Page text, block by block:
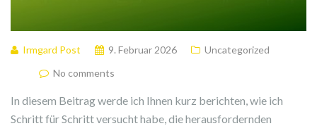
Irmgard Post 9. Februar 2026
Uncategorized
No comments
In diesem Beitrag werde ich Ihnen kurz berichten, wie ich
Schritt für Schritt versucht habe, die herausfordernden